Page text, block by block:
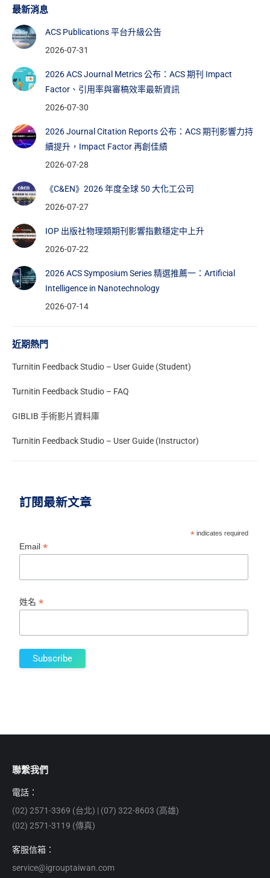
最新消息
ACS Publications 平台升級公告
2026-07-31
2026 ACS Journal Metrics 公布：ACS 期刊 Impact
Factor、引用率與審稿效率最新資訊
2026-07-30
2026 Journal Citation Reports 公布：ACS 期刊影響力持
續提升，Impact Factor 再創佳績
2026-07-28
《C&EN》2026 年度全球 50 大化工公司
2026-07-27
IOP 出版社物理類期刊影響指數穩定中上升
2026-07-22
2026 ACS Symposium Series 精選推薦一：Artificial
Intelligence in Nanotechnology
2026-07-14
近期熱門
Turnitin Feedback Studio – User Guide (Student)
Turnitin Feedback Studio – FAQ
GIBLIB 手術影片資料庫
Turnitin Feedback Studio – User Guide (Instructor)
訂閱最新文章
* indicates required
Email*
姓名*
聯繫我們
電話：
(02) 2571-3369 (台北) | (07) 322-8603 (高雄)
(02) 2571-3119 (傳真)
客服信箱：
service@igrouptaiwan.com